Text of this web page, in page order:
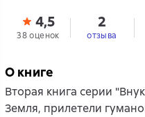
4,5
38 оценок
2
отзыва
О книге
Вторая книга серии
Земля, прилетели